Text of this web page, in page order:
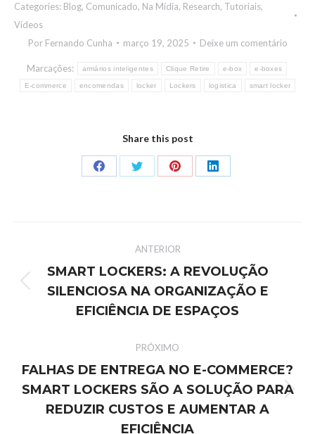
Categories: Blog, Comunicado, Na Mídia, Research, Tutoriais,
Vídeos
Por Fernando Cunha março 19, 2025 Deixe um comentário
Marcações: armários inteligentes Clique Retire e-box e-boxes
E-commerce encomendas locker Lockers logistica smart locker
Share this post
ANTERIOR
SMART LOCKERS: A REVOLUÇÃO
SILENCIOSA NA ORGANIZAÇÃO E
EFICIÊNCIA DE ESPAÇOS
PRÓXIMO
FALHAS DE ENTREGA NO E-COMMERCE?
SMART LOCKERS SÃO A SOLUÇÃO PARA
REDUZIR CUSTOS E AUMENTAR A
EFICIÊNCIA